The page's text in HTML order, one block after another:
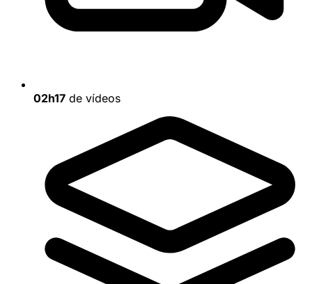
02h17 de vídeos